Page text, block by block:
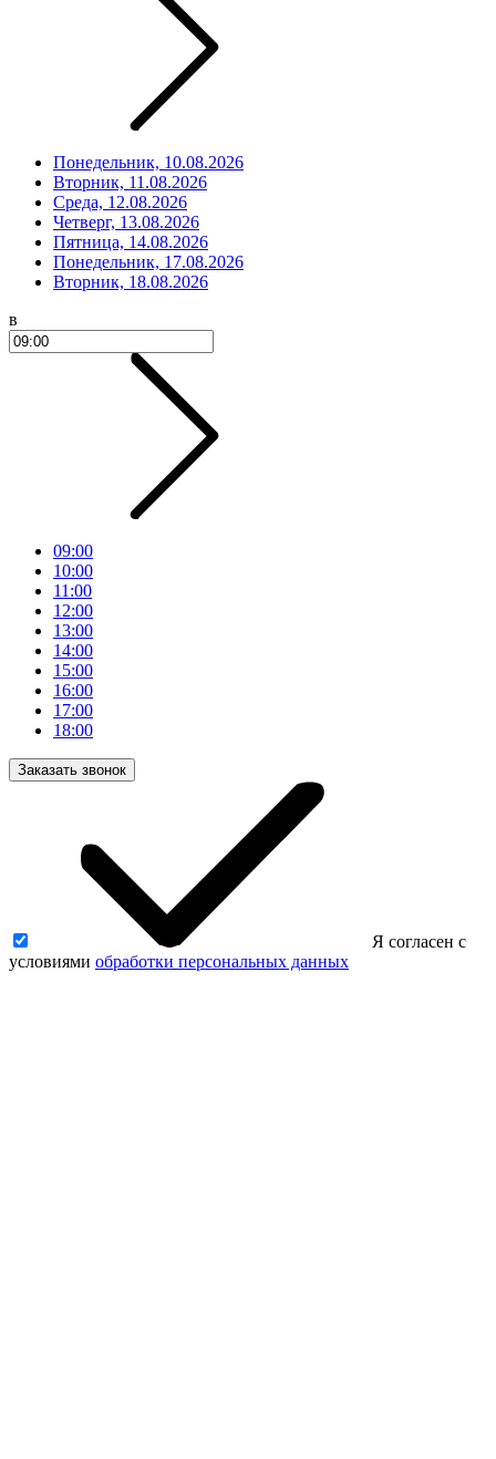
Понедельник, 10.08.2026
Вторник, 11.08.2026
Среда, 12.08.2026
Четверг, 13.08.2026
Пятница, 14.08.2026
Понедельник, 17.08.2026
Вторник, 18.08.2026
в
09:00
10:00
11:00
12:00
13:00
14:00
15:00
16:00
17:00
18:00
Заказать звонок
Я согласен с
условиями обработки персональных данных